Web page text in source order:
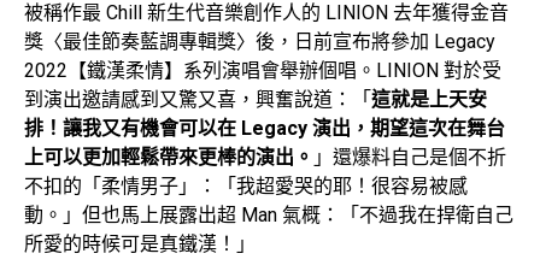
被稱作最 Chill 新生代音樂創作人的 LINION 去年獲得金音
獎〈最佳節奏藍調專輯獎〉後，日前宣布將參加 Legacy
2022【鐵漢柔情】系列演唱會舉辦個唱。LINION 對於受
到演出邀請感到又驚又喜，興奮說道：「 這就是上天安
排！讓我又有機會可以在 Legacy 演出，期望這次在舞台
上可以更加輕鬆帶來更棒的演出。 」還爆料自己是個不折
不扣的「柔情男子」：「我超愛哭的耶！很容易被感
動。」但也馬上展露出超 Man 氣概：「不過我在捍衛自己
所愛的時候可是真鐵漢！」